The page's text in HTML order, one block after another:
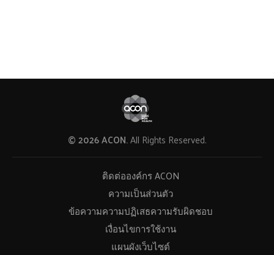
© 2026 ACON.All Rights Reserved.
ติดต่อองค์กร ACON
ความเป็นส่วนตัว
ข้อความความปฏิเสธความรับผิดชอบ
เงื่อนไขการใช้งาน
แผนผังเว็บไซต์